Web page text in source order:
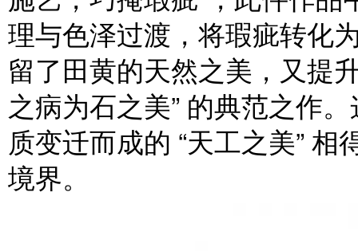
理与色泽过渡，将瑕疵转化
留了田黄的天然之美，又提
之病为石之美” 的典范之作
质变迁而成的 “天工之美” 相
境界。